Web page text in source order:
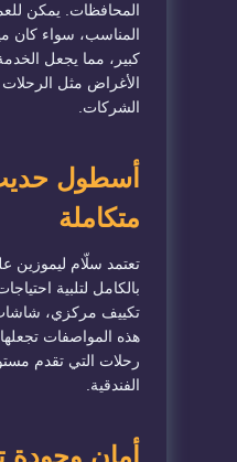
المحافظات. يمكن
المناسب، سواء كان
كبير، مما يجعل
الأغراض مثل الرحلات
الشركات.
أسطول
متكاملة
تعتمد سلّام ليموزين
بالكامل لتلبية
تكييف مركزي،
هذه المواصفات
رحلات التي تقدم
الفندقية.
أمان وجودة